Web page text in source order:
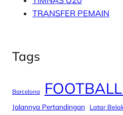
TRANSFER PEMAIN
Tags
Barcelona
Jalannya Pertandingan Latar